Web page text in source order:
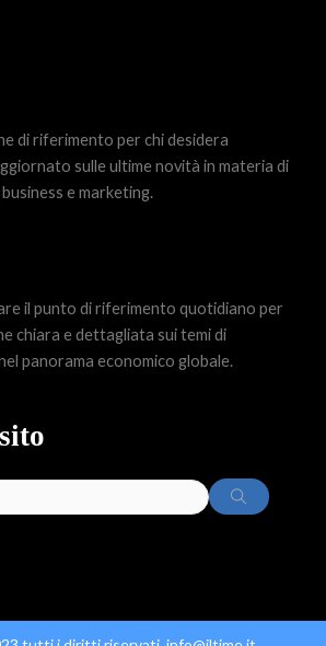
di riferimento per chi desidera
sulle ultime novità in materia di
e marketing.
il punto di riferimento quotidiano per
chiara e dettagliata sui temi di
panorama economico globale.